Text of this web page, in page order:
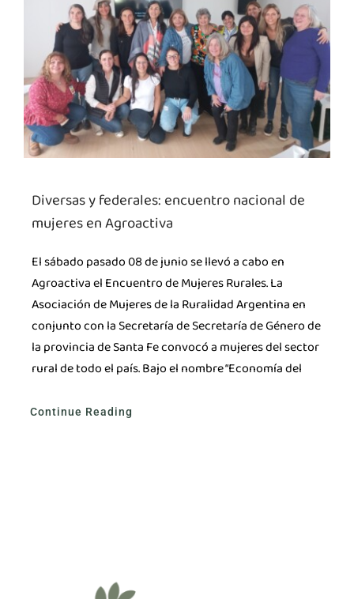
Diversas y federales: encuentro nacional de
mujeres en Agroactiva
El sábado pasado 08 de junio se llevó a cabo en
Agroactiva el Encuentro de Mujeres Rurales. La
Asociación de Mujeres de la Ruralidad Argentina en
conjunto con la Secretaría de Secretaría de Género de
la provincia de Santa Fe convocó a mujeres del sector
rural de todo el país. Bajo el nombre “Economía del
Continue Reading